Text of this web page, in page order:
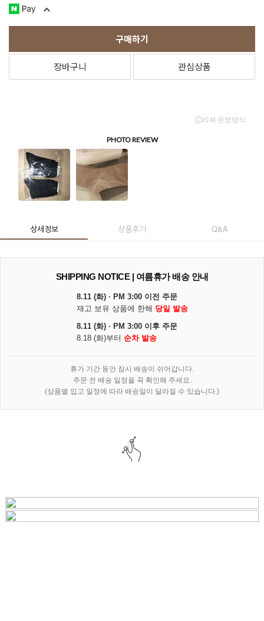
구매하기
장바구니 관심상품
상세정보 상품후기 Q&A
SHIPPING NOTICE | 여름휴가 배송 안내
8.11 (화) · PM 3:00 이전 주문
재고 보유 상품에 한해 당일 발송
8.11 (화) · PM 3:00 이후 주문
8.18 (화)부터 순차 발송
휴가 기간 동안 잠시 배송이 쉬어갑니다.
주문 전 배송 일정을 꼭 확인해 주세요.
(상품별 입고 일정에 따라 배송일이 달라질 수 있습니다.)